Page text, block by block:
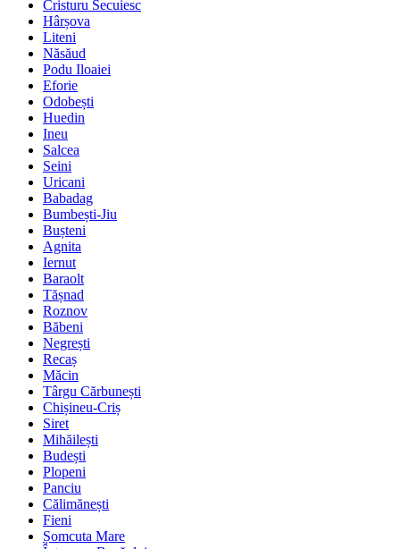
Cristuru Secuiesc
Hârșova
Liteni
Năsăud
Podu Iloaiei
Eforie
Odobești
Huedin
Ineu
Salcea
Seini
Uricani
Babadag
Bumbești-Jiu
Bușteni
Agnita
Iernut
Baraolt
Tășnad
Roznov
Băbeni
Negrești
Recaș
Măcin
Târgu Cărbunești
Chișineu-Criș
Siret
Mihăilești
Budești
Plopeni
Panciu
Călimănești
Fieni
Șomcuta Mare